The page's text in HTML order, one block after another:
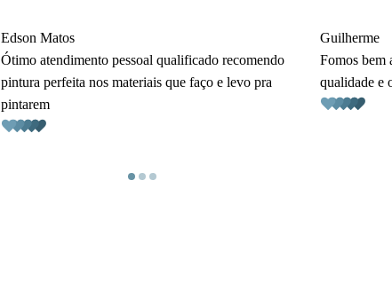
Edson Matos
Ótimo atendimento pessoal qualificado recomendo
pintura perfeita nos materiais que faço e levo pra
pintarem
Guilherme
Fomos bem
qualidade e